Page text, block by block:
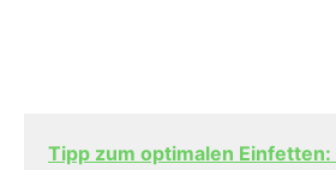
Tipp zum optimalen Einfetten: